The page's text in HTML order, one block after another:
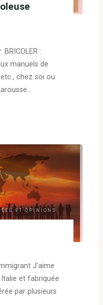
:
manuels de
chez soi ou
ET OPINIONS
J’aime
et fabriquée
par plusieurs